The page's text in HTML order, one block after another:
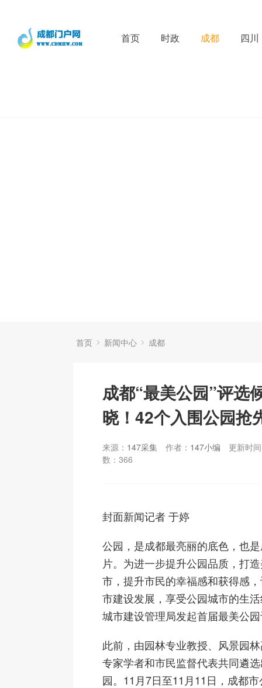
首页 时政 成都 四川
首页 新闻中心 成都
成都“最美公园”评选
晓！42个入围公园抢
来源： 147采集 作者： 147小编
更新时
数： 366
封面新闻记者 于婷
公园，是成都最亮丽的底色，也
片。为进一步提升公园品质，打
市，提升市民的幸福感和获得感
市建设发展，享受公园城市的生
城市建设管理局发起首届最美公
此前，由园林专业教授、风景园
专家学者和市民监督代表共同遴
园。11月7日至11月11日，成都